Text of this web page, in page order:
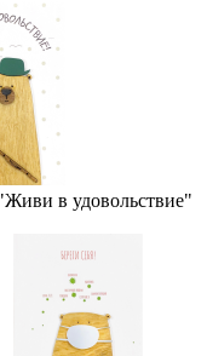
в удовольствие"